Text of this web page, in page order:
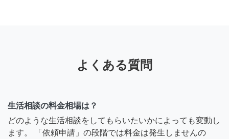
よくある質問
生活相談の料金相場は？
どのような生活相談をしてもらいたいかによっても変動し
ます。 「依頼申請」の段階では料金は発生しませんの